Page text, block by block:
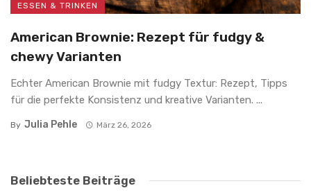
ESSEN & TRINKEN
American Brownie: Rezept für fudgy &
chewy Varianten
Echter American Brownie mit fudgy Textur: Rezept, Tipps
für die perfekte Konsistenz und kreative Varianten. ...
By Julia Pehle März 26, 2026
Beliebteste Beiträge